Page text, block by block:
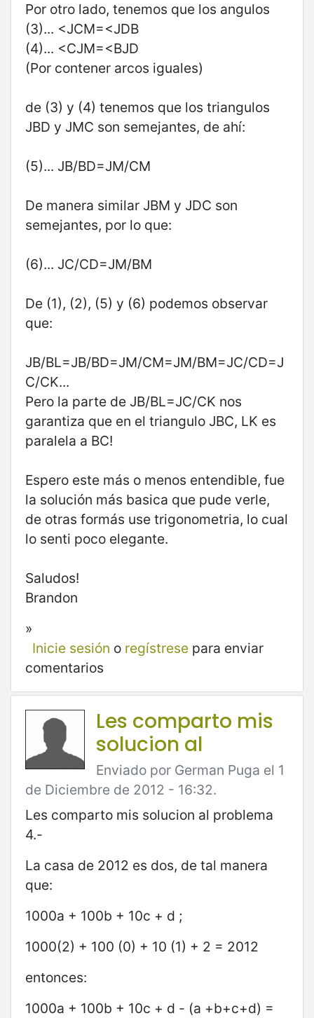
Por otro lado, tenemos que los angulos
(3)... <JCM=<JDB
(4)... <CJM=<BJD
(Por contener arcos iguales)
de (3) y (4) tenemos que los triangulos
JBD y JMC son semejantes, de ahí:
(5)... JB/BD=JM/CM
De manera similar JBM y JDC son
semejantes, por lo que:
(6)... JC/CD=JM/BM
De (1), (2), (5) y (6) podemos observar
que:
JB/BL=JB/BD=JM/CM=JM/BM=JC/CD=J
C/CK...
Pero la parte de JB/BL=JC/CK nos
garantiza que en el triangulo JBC, LK es
paralela a BC!
Espero este más o menos entendible, fue
la solución más basica que pude verle,
de otras formás use trigonometria, lo cual
lo senti poco elegante.
Saludos!
Brandon
»
Inicie sesión o regístresepara enviar
comentarios
Les comparto mis
solucion al
Enviado por German Puga el 1
de Diciembre de 2012 - 16:32.
Les comparto mis solucion al problema
4.-
La casa de 2012 es dos, de tal manera
que:
1000a + 100b + 10c + d ;
1000(2) + 100 (0) + 10 (1) + 2 = 2012
entonces:
1000a + 100b + 10c + d - (a +b+c+d) =